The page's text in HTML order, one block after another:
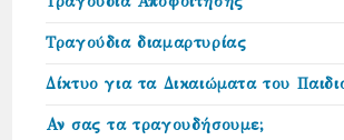
Τραγούδια διαμαρτυρίας
Δίκτυο για τα Δικαιώµατα του
Αν σας τα τραγουδήσουμε;